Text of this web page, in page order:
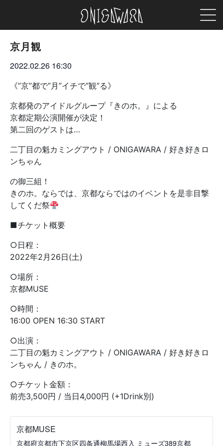
ONIGAWARA
京月観
2022.02.26 16:30
《”京”都で”月”イチで”観”る》
京都発のアイドルグループ『きのホ。』による
京都定期公演開催が決定！
第二回のゲストは…
二丁目の魁カミングアウト / ONIGAWARA / 好き好きロ
ンちゃん
の御三組！
きのホ。ならでは、京都ならではのイベントを是非目撃
してくだ祭
■チケット概要
○日程：
2022年2月26日(土)
○場所：
京都MUSE
○時間：
16:00 OPEN 16:30 START
○出演：
二丁目の魁カミングアウト / ONIGAWARA / 好き好きロ
ンちゃん / きのホ。
○チケット金額：
前売3,500円 / 当日4,000円 (+1Drink別)
京都MUSE
京都府京都市下京区四条通柳馬場西入 ミューズ389京都